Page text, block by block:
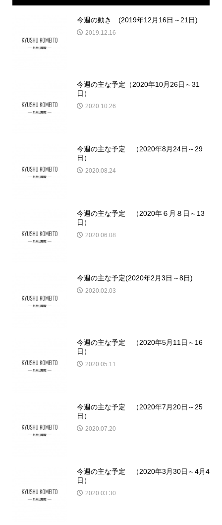
今週の動き (2019年12月16日～21日)
2019.12.16
今週の主な予定（2020年10月26日～31
日）
2020.10.26
今週の主な予定 （2020年8月24日～29
日）
2020.08.24
今週の主な予定 （2020年６月８日～13
日）
2020.06.08
今週の主な予定(2020年2月3日～8日)
2020.02.03
今週の主な予定 （2020年5月11日～16
日）
2020.05.11
今週の主な予定 （2020年7月20日～25
日）
2020.07.20
今週の主な予定 （2020年3月30日～4月4
日）
2020.03.30